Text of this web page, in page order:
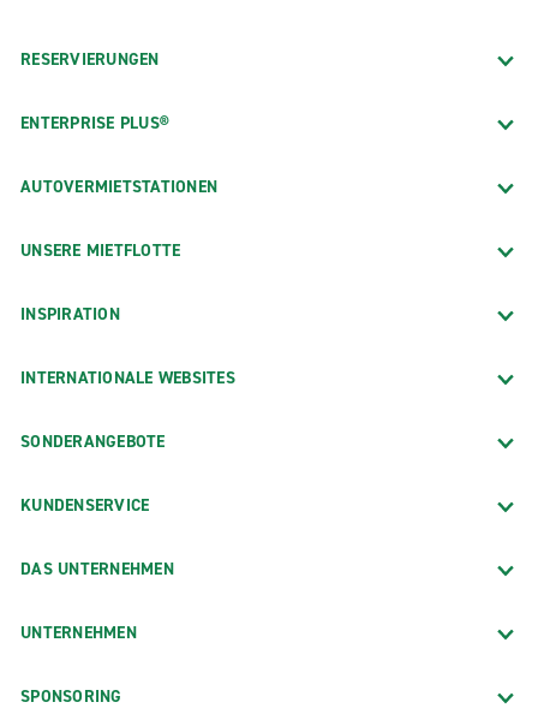
RESERVIERUNGEN
ENTERPRISE PLUS®
AUTOVERMIETSTATIONEN
UNSERE MIETFLOTTE
INSPIRATION
INTERNATIONALE WEBSITES
SONDERANGEBOTE
KUNDENSERVICE
DAS UNTERNEHMEN
UNTERNEHMEN
SPONSORING